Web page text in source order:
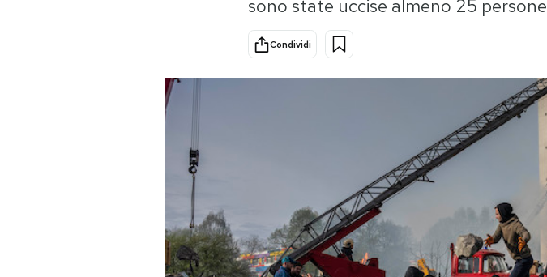
Ok Boomer!
Altrecose
sono state uccise almeno 25 persone
Condividi